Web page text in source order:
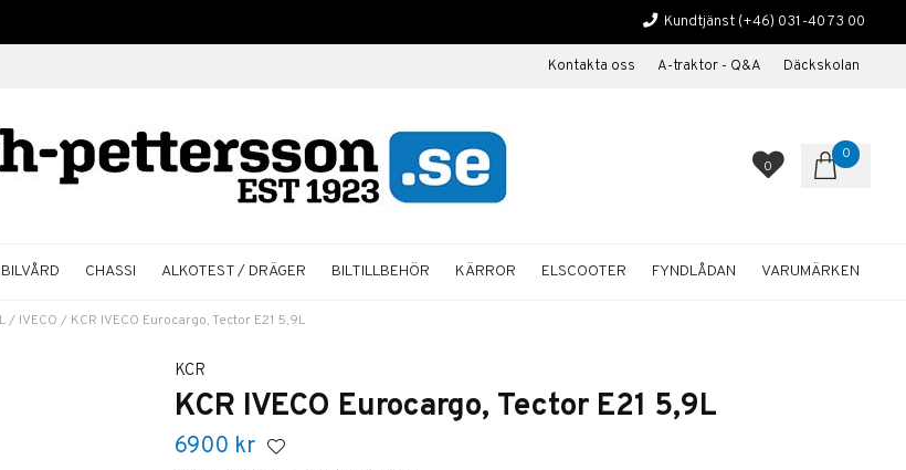
Kundtjänst (+46) 031-40 73 00
Kontakta oss A-traktor - Q&A Däckskolan
0
0
BILVÅRD CHASSI ALKOTEST / DRÄGER BILTILLBEHÖR KÄRROR ELSCOOTER FYNDLÅDAN VARUMÄRKEN
/ IVECO / KCR IVECO Eurocargo, Tector E21 5,9L
KCR
KCR IVECO Eurocargo, Tector E21 5,9L
6900 kr